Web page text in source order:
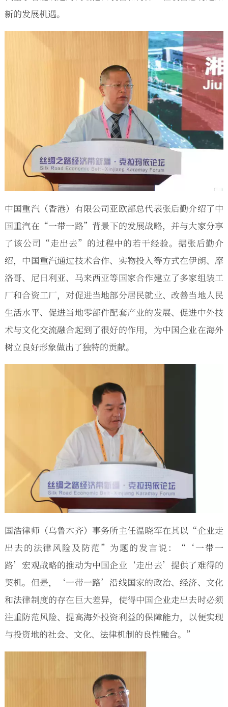
新的发展机遇。
中国重汽（香港）有限公司亚欧部总代表张后勤介绍了中
国重汽在“一带一路”背景下的发展战略，并与大家分享
了该公司“走出去”的过程中的若干经验。据张后勤介
绍，中国重汽通过技术合作、实物投入等方式在伊朗、摩
洛哥、尼日利亚、马来西亚等国家合作建立了多家组装工
厂和合资工厂，对促进当地部分居民就业、改善当地人民
生活水平、促进当地零部件配套产业的发展、促进中外技
术与文化交流融合起到了很好的作用，为中国企业在海外
树立良好形象做出了独特的贡献。
国浩律师（乌鲁木齐）事务所主任温晓军在其以“企业走
出去的法律风险及防范”为题的发言说：“‘一带一
路’宏观战略的推动为中国企业‘走出去’提供了难得的
契机。但是，‘一带一路’沿线国家的政治、经济、文化
和法律制度的存在巨大差异，使得中国企业走出去时必须
注重防范风险、提高海外投资利益的保障能力，以便实现
与投资地的社会、文化、法律机制的良性融合。”